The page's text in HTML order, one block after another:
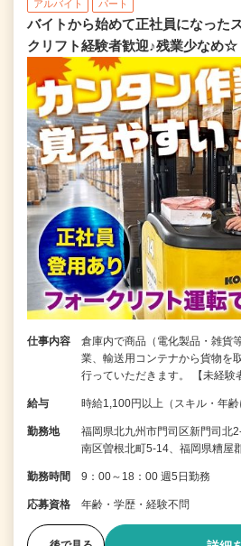
アルバイト パート
バイトから始めて正社員になった
クリフト経験者歓迎♪残業少なめ☆
仕事内容
倉庫内で商品（電化製品・雑貨
業、輸送用コンテナから貨物を
行っていただきます。 【未経
給与 時給1,100円以上（スキル・年齢
勤務地
福岡県北九州市門司区新門司北
南区曽根北町5-14、福岡県糟屋
勤務時間 9：00～18：00 週5日勤務
応募資格 年齢・学歴・経験不問